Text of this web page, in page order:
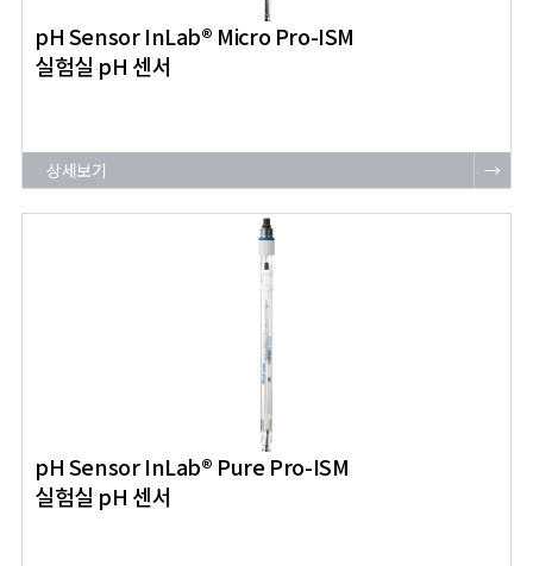
pH Sensor InLab® Micro Pro-ISM
실험실 pH 센서
상세보기 →
pH Sensor InLab® Pure Pro-ISM
실험실 pH 센서